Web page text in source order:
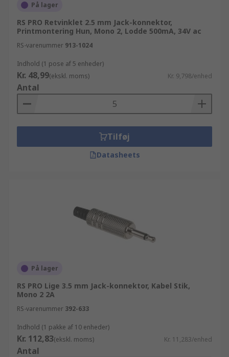
På lager
RS PRO Retvinklet 2.5 mm Jack-konnektor,
Printmontering Hun, Mono 2, Lodde 500mA, 34V ac
RS-varenummer 913-1024
Indhold (1 pose af 5 enheder)
Kr. 48,99(ekskl. moms) Kr. 9,798/enhed
Antal
Tilføj
Datasheets
På lager
RS PRO Lige 3.5 mm Jack-konnektor, Kabel Stik,
Mono 2 2A
RS-varenummer 392-633
Indhold (1 pakke af 10 enheder)
Kr. 112,83(ekskl. moms) Kr. 11,283/enhed
Antal